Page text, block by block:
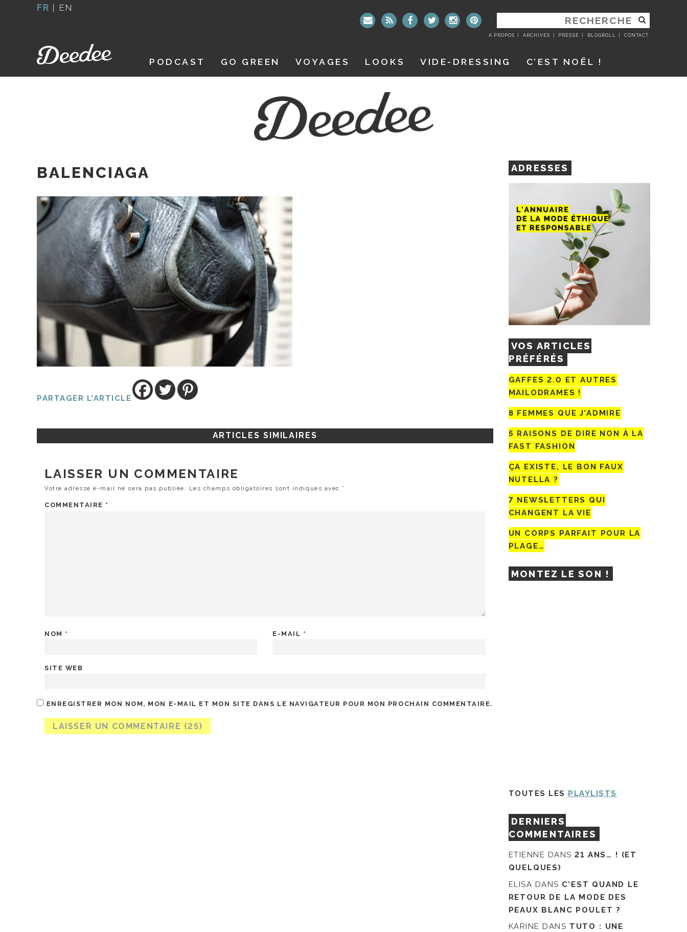
FR | EN
RECHERCHER
:
A PROPOS ARCHIVES PRESSE BLOGROLL CONTACT
PODCAST GO GREEN VOYAGES LOOKS VIDE-DRESSING C’EST NOËL !
BALENCIAGA
PARTAGER L'ARTICLE
ARTICLES SIMILAIRES
LAISSER UN COMMENTAIRE
Votre adresse e-mail ne sera pas publiée. Les champs obligatoires sont indiqués avec *
COMMENTAIRE *
NOM * E-MAIL *
SITE WEB
ENREGISTRER MON NOM, MON E-MAIL ET MON SITE DANS LE NAVIGATEUR POUR MON PROCHAIN COMMENTAIRE.
ADRESSES
VOS ARTICLES
PRÉFÉRÉS
GAFFES 2.0 ET AUTRES
MAILODRAMES !
8 FEMMES QUE J’ADMIRE
5 RAISONS DE DIRE NON À LA
FAST FASHION
ÇA EXISTE, LE BON FAUX
NUTELLA ?
7 NEWSLETTERS QUI
CHANGENT LA VIE
UN CORPS PARFAIT POUR LA
PLAGE…
MONTEZ LE SON !
TOUTES LES PLAYLISTS
DERNIERS
COMMENTAIRES
ETIENNE DANS21 ANS… ! (ET
QUELQUES)
ELISA DANS C’EST QUAND LE
RETOUR DE LA MODE DES
PEAUX BLANC POULET ?
KARINE DANS TUTO : UNE